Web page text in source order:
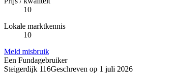
10
Lokale marktkennis
10
Meld misbruik
Een Fundagebruiker
Steigerdijk 116Geschreven op 1 juli 2026